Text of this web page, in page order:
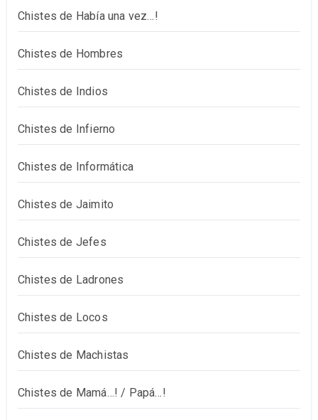
Chistes de Había una vez…!
Chistes de Hombres
Chistes de Indios
Chistes de Infierno
Chistes de Informática
Chistes de Jaimito
Chistes de Jefes
Chistes de Ladrones
Chistes de Locos
Chistes de Machistas
Chistes de Mamá…! / Papá…!